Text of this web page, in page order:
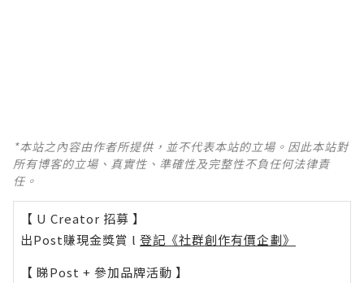
*本站之內容由作者所提供，並不代表本站的立場。因此本站對
所有博客的立場、真實性、準確性及完整性不負任何法律責
任。
【 U Creator 招募 】
出Post賺現金獎賞 l 登記《社群創作有價企劃》
【 睇Post + 參加品牌活動 】